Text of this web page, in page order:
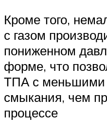
Кроме того,
с газом
пониженном
форме, что
ТПА с меньшими
смыкания, чем
процессе